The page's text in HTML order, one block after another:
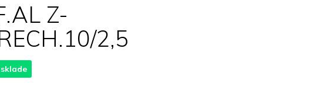
Z-
2,5